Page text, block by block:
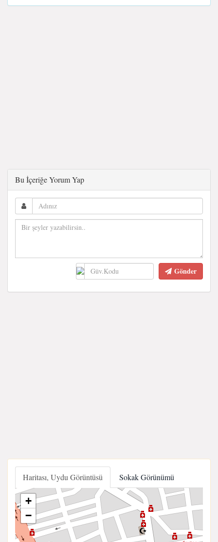
Bu İçeriğe Yorum Yap
Gönder
Haritası, Uydu Görüntüsü Sokak Görünümü
+
−